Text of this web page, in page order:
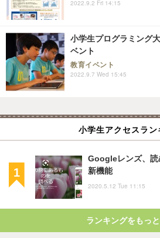
2022.9.2 Fri 14:15
小学生プログラミング
ベント
教育イベント
2022.9.7 Wed 15:45
小学生アクセスラン
Googleレンズ、読
新機能
2020.5.12 Tue 11:15
ランキングをもっ